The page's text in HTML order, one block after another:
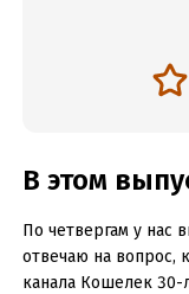
В этом
По четвергам у нас
отвечаю на вопрос,
канала Кошелек 30-